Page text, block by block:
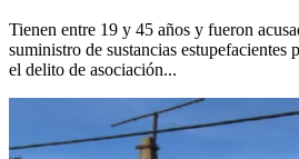
Tienen entre 19 y 45 años y fueron
suministro de sustancias estupefacientes
el delito de asociación...